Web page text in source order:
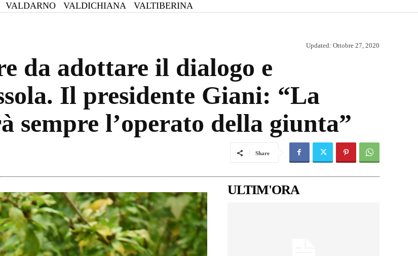
VALDARNO VALDICHIANA VALTIBERINA
Updated: Ottobre 27, 2020
da adottare il dialogo e
Il presidente Giani: “La
sempre l’operato della giunta”
Share
ULTIM'ORA